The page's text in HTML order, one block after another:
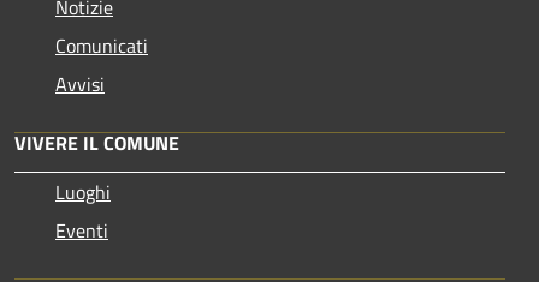
Notizie
Comunicati
Avvisi
VIVERE IL COMUNE
Luoghi
Eventi